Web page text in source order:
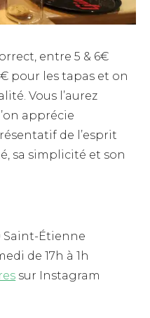
entre 5 & 6€
pour les tapas et on
Vous l’aurez
apprécie
de l’esprit
sa simplicité et son
Saint-Étienne
de 17h à 1h
sur Instagram